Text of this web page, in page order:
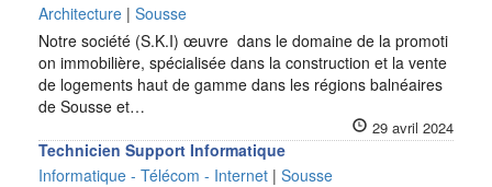
Architecture | Sousse
Notre société (S.K.I) œuvre dans le domaine de la promoti
on immobilière, spécialisée dans la construction et la vente
de logements haut de gamme dans les régions balnéaires
de Sousse et…
29 avril 2024
Technicien Support Informatique
Informatique - Télécom - Internet | Sousse